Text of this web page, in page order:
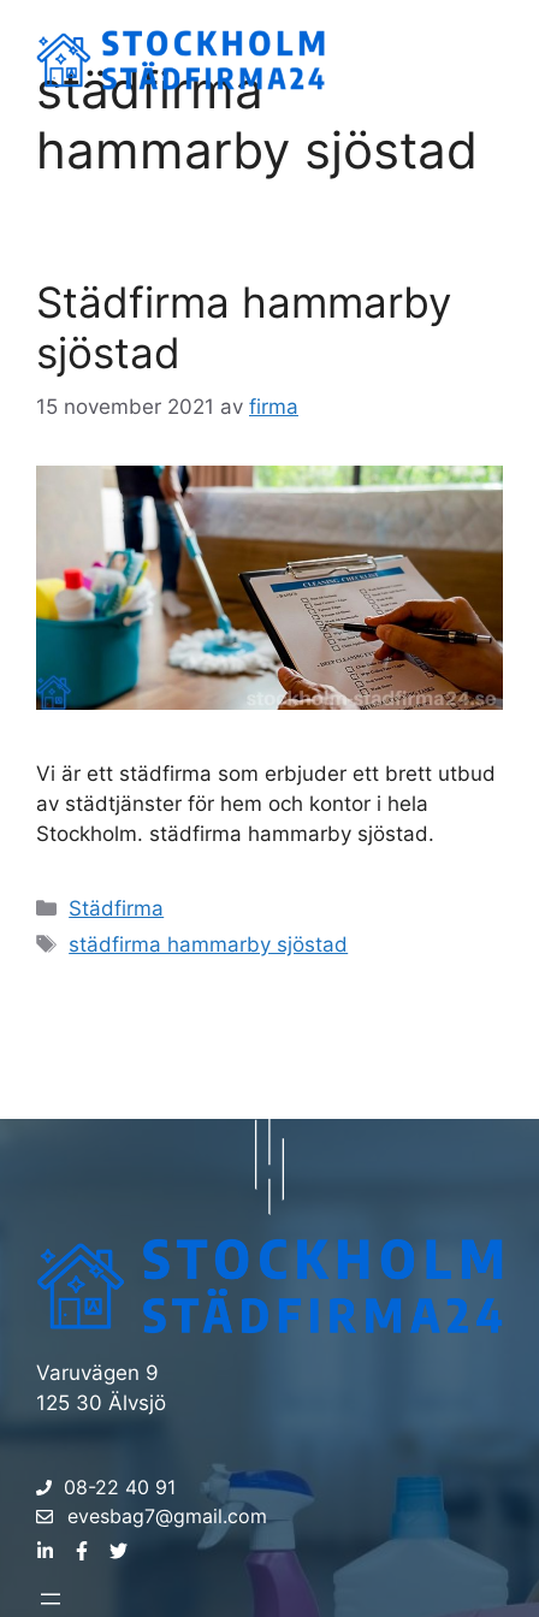
innehållstädfirma
hammarby sjöstad
Städfirma hammarby
sjöstad
15 november 2021 av firma
Vi är ett städfirma som erbjuder ett brett utbud
av städtjänster för hem och kontor i hela
Stockholm. städfirma hammarby sjöstad.
Kategorier
Städfirma
Etiketter
städfirma hammarby sjöstad
Varuvägen 9
125 30 Älvsjö
08-22 40 91
evesbag7@gmail.com